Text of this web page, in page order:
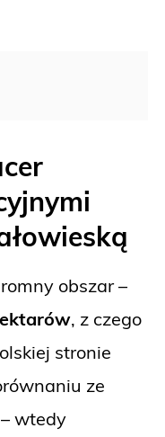
obszar –
, z czego
stronie
ze
wtedy